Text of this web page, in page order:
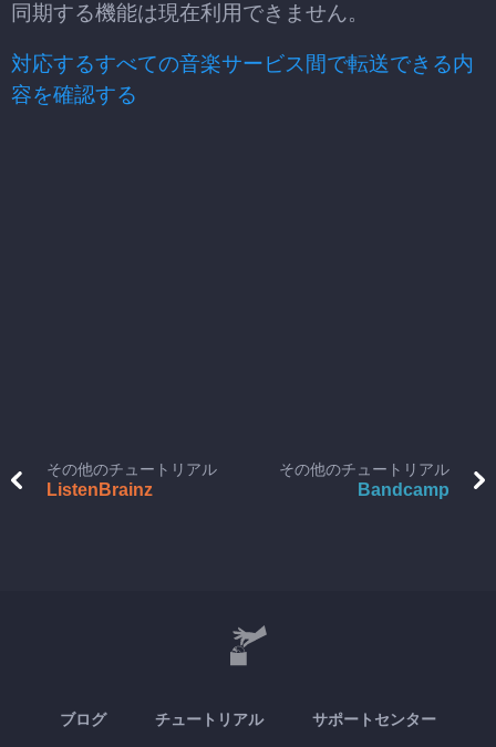
同期する機能は現在利用できません。
対応するすべての音楽サービス間で転送できる内
容を確認する
その他のチュートリアル
ListenBrainz
その他のチュートリアル
Bandcamp
ブログ チュートリアル サポートセンター